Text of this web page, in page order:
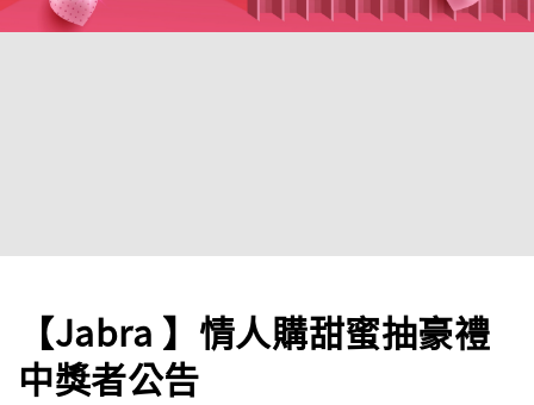
【Jabra 】情人購甜蜜抽豪禮
中獎者公告